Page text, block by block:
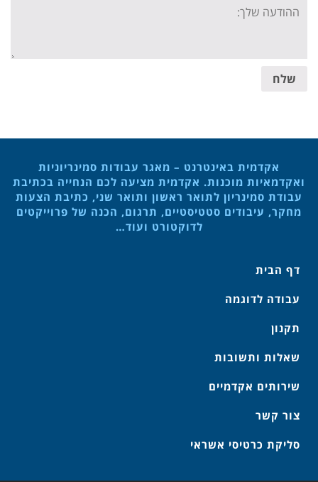
message:
שלח
אקדמית באינטרנט – מאגר עבודות סמינריוניות
ואקדמאיות מוכנות. אקדמית מציעה לכם הנחייה בכתיבת
עבודת סמינריון לתואר ראשון ותואר שני, כתיבת הצעות
מחקר, עיבודים סטטיסטיים, תרגום, הכנה של פרוייקטים
לדוקטורט ועוד…
דף הבית
עבודה לדוגמה
תקנון
שאלות ותשובות
שירותים אקדמיים
צור קשר
סליקת כרטיסי אשראי